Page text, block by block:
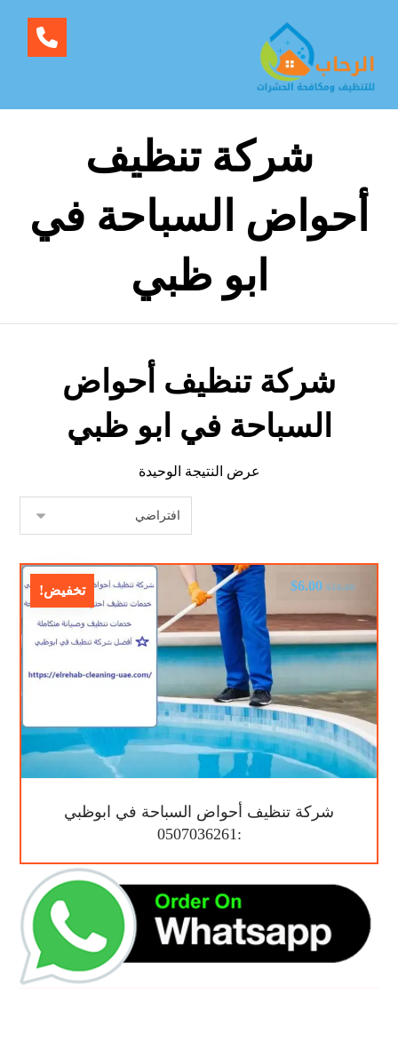
شركة تنظيف
أحواض السباحة في
ابو ظبي
شركة تنظيف أحواض
السباحة في ابو ظبي
عرض النتيجة الوحيدة
تخفيض!
شركة تنظيف أحواض السباحة في ابوظبي
:0507036261
$10.00
$6.00